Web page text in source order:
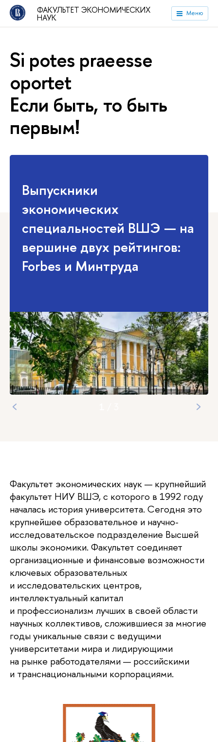
ФАКУЛЬТЕТ ЭКОНОМИЧЕСКИХ
НАУК Меню
Si potes praeesse
oportet
Если быть, то быть
первым!
Выпускники
экономических
специальностей ВШЭ — на
вершине двух рейтингов:
Forbes и Минтруда
Факультет экономических наук — крупнейший
факультет НИУ ВШЭ, с которого в 1992 году
началась история университета. Сегодня это
крупнейшее образовательное и научно-
исследовательское подразделение Высшей
школы экономики. Факультет соединяет
организационные и финансовые возможности
ключевых образовательных
и исследовательских центров,
интеллектуальный капитал
и профессионализм лучших в своей области
научных коллективов, сложившиеся за многие
годы уникальные связи с ведущими
университетами мира и лидирующими
на рынке работодателями — российскими
и транснациональными корпорациями.